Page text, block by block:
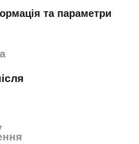
та параметри